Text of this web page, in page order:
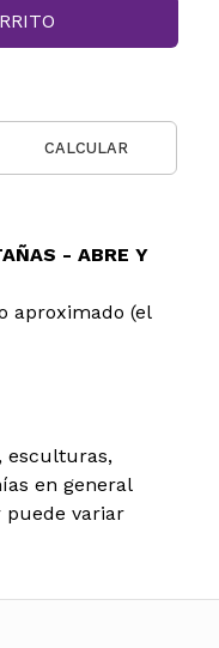
CALCULAR
- ABRE Y
aproximado (el
esculturas,
en general
variar